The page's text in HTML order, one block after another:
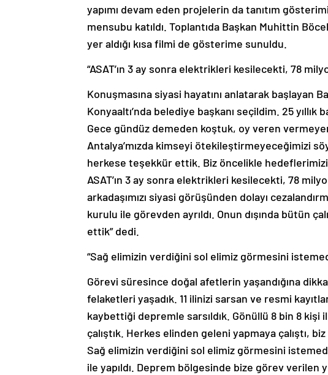
yapımı devam eden projelerin da tanıtım gösterimi
mensubu katıldı. Toplantıda Başkan Muhittin
yer aldığı kısa filmi de gösterime sunuldu.
“ASAT’ın 3 ay sonra elektrikleri kesilecekti, 78
Konuşmasına siyasi hayatını anlatarak başlayan
Konyaaltı’nda belediye başkanı seçildim. 25
Gece gündüz demeden koştuk, oy veren
Antalya’mızda kimseyi ötekileştirmeyeceğimizi
herkese teşekkür ettik. Biz öncelikle
ASAT’ın 3 ay sonra elektrikleri kesilecekti, 78
arkadaşımızı siyasi görüşünden dolayı
kurulu ile görevden ayrıldı. Onun dışında bütün
ettik” dedi.
“Sağ elimizin verdiğini sol elimiz görmesini
Görevi süresince doğal afetlerin yaşandığına
felaketleri yaşadık. 11 ilinizi sarsan ve resmi
kaybettiği depremle sarsıldık. Gönüllü 8 bin 8
çalıştık. Herkes elinden geleni yapmaya çalıştı,
Sağ elimizin verdiğini sol elimiz görmesini
ile yapıldı. Deprem bölgesinde bize görev verilen